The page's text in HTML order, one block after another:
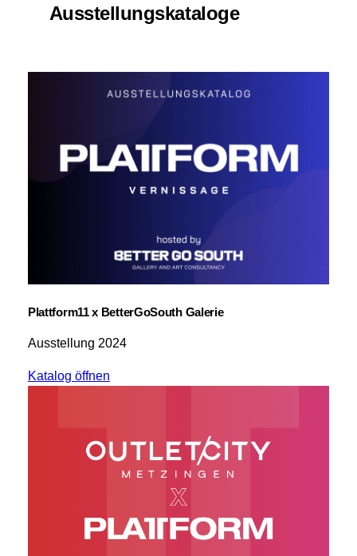
Ausstellungskataloge
Plattform11 x BetterGoSouth Galerie
Ausstellung 2024
Katalog öffnen